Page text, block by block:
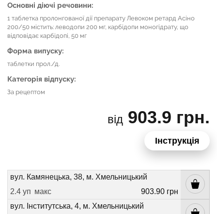
Основні діючі речовини:
1 таблетка пролонгованої дії препарату Левоком ретард Асіно
200/50 містить: леводопи 200 мг, карбідопи моногідрату, що
відповідає карбідопі, 50 мг
Форма випуску:
таблетки прол./д.
Категорія відпуску:
За рецептом
від 903.9 грн.
Інструкція
вул. Камянецька, 38, м. Хмельницький
2.4 уп макс
903.90 грн
вул. Інститутська, 4, м. Хмельницький